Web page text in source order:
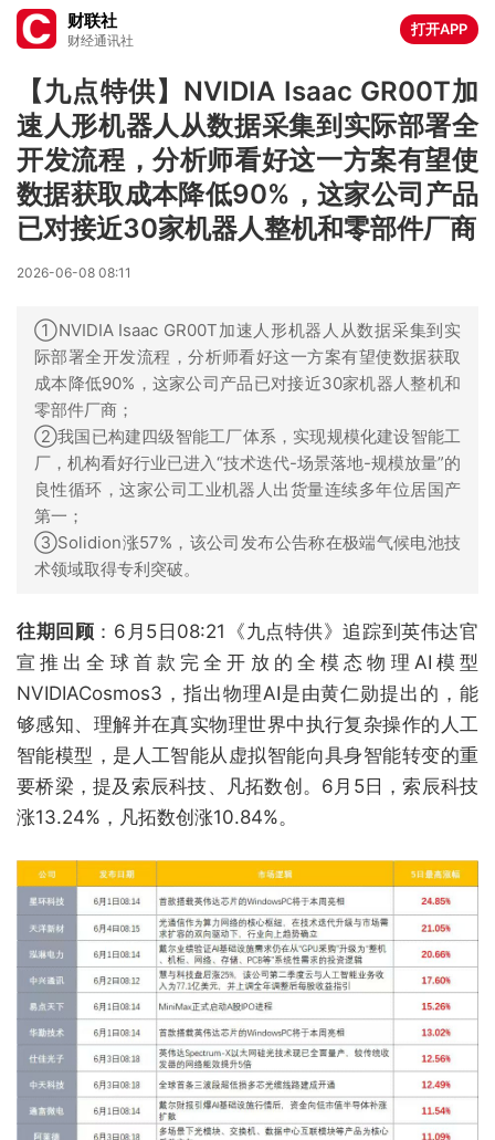
财联社
财经通讯社
打开APP
【九点特供】NVIDIA Isaac GR00T加
速人形机器人从数据采集到实际部署全
开发流程，分析师看好这一方案有望使
数据获取成本降低90%，这家公司产品
已对接近30家机器人整机和零部件厂商
2026-06-08 08:11
①NVIDIA Isaac GR00T加速人形机器人从数据采集到实
际部署全开发流程，分析师看好这一方案有望使数据获取
成本降低90%，这家公司产品已对接近30家机器人整机和
零部件厂商；
②我国已构建四级智能工厂体系，实现规模化建设智能工
厂，机构看好行业已进入“技术迭代-场景落地-规模放量”的
良性循环，这家公司工业机器人出货量连续多年位居国产
第一；
③Solidion涨57%，该公司发布公告称在极端气候电池技
术领域取得专利突破。
往期回顾 ：6月5日08:21《九点特供》追踪到英伟达官
宣推出全球首款完全开放的全模态物理AI模型
NVIDIACosmos3，指出物理AI是由黄仁勋提出的，能
够感知、理解并在真实物理世界中执行复杂操作的人工
智能模型，是人工智能从虚拟智能向具身智能转变的重
要桥梁，提及索辰科技、凡拓数创。6月5日，索辰科技
涨13.24%，凡拓数创涨10.84%。